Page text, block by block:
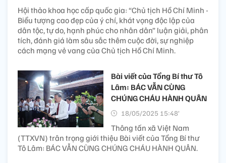
Hội thảo khoa học cấp quốc gia: “Chủ tịch Hồ Chí Minh -
Biểu tượng cao đẹp của ý chí, khát vọng độc lập của
dân tộc, tự do, hạnh phúc cho nhân dân” luận giải, phân
tích, đánh giá làm sâu sắc thêm cuộc đời, sự nghiệp
cách mạng vẻ vang của Chủ tịch Hồ Chí Minh.
Bài viết của Tổng Bí thư Tô
Lâm: BÁC VẪN CÙNG
CHÚNG CHÁU HÀNH QUÂN
18/05/2025 15:48’
Thông tấn xã Việt Nam
(TTXVN) trân trọng giới thiệu Bài viết của Tổng Bí thư
Tô Lâm: BÁC VẪN CÙNG CHÚNG CHÁU HÀNH QUÂN.